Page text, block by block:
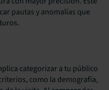
pautas y anomalías que
categorizar a tu público
como la demografía,